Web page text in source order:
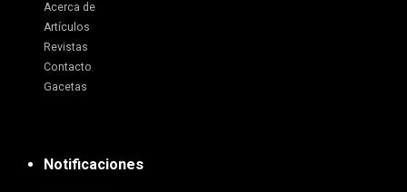
Acerca de
Artículos
Revistas
Contacto
Gacetas
Notificaciones